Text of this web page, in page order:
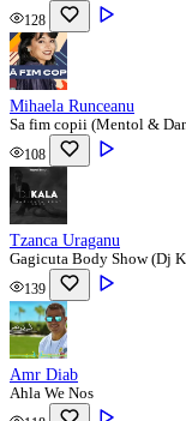
128
Mihaela Runceanu
Sa fim copii (Mentol &
108
Tzanca Uraganu
Gagicuta Body Show (Dj
139
Amr Diab
Ahla We Nos